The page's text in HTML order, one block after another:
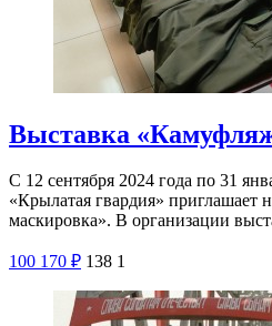
Выставка
С 12 сентября 2024 года по 31
«Крылатая гвардия» приглашает
маскировка». В организации
100 170 ₽ 138 1